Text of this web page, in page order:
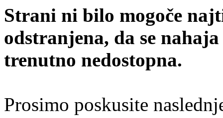
Strani ni bilo mogoče
odstranjena, da se
trenutno nedostopna.
Prosimo poskusite